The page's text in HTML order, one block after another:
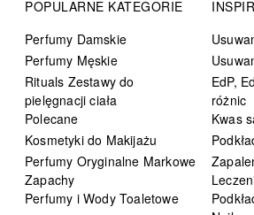
POPULARNE KATEGORIE
Perfumy Damskie
Perfumy Męskie
Rituals Zestawy do
pielęgnacji ciała
Polecane
Kosmetyki do Makijażu
Perfumy Oryginalne Markowe
Zapachy
Perfumy i Wody Toaletowe
EdP,
różnic
Kwas